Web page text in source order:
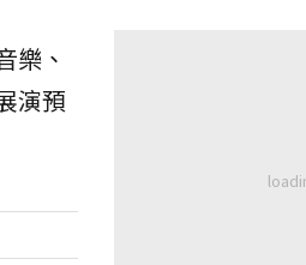
樂、
演預